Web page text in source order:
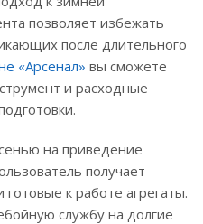
позволяет избежать
после длительного
«Арсенал» вы сможете
и расходные
на приведение
получает
к работе агрегаты.
службу на долгие